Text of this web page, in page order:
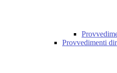
Provvedimenti